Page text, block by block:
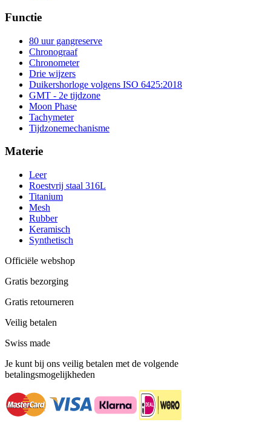
Functie
80 uur gangreserve
Chronograaf
Chronometer
Drie wijzers
Duikershorloge volgens ISO 6425:2018
GMT - 2e tijdzone
Moon Phase
Tachymeter
Tijdzonemechanisme
Materie
Leer
Roestvrij staal 316L
Titanium
Mesh
Rubber
Keramisch
Synthetisch
Officiële webshop
Gratis bezorging
Gratis retourneren
Veilig betalen
Swiss made
Je kunt bij ons veilig betalen met de volgende
betalingsmogelijkheden